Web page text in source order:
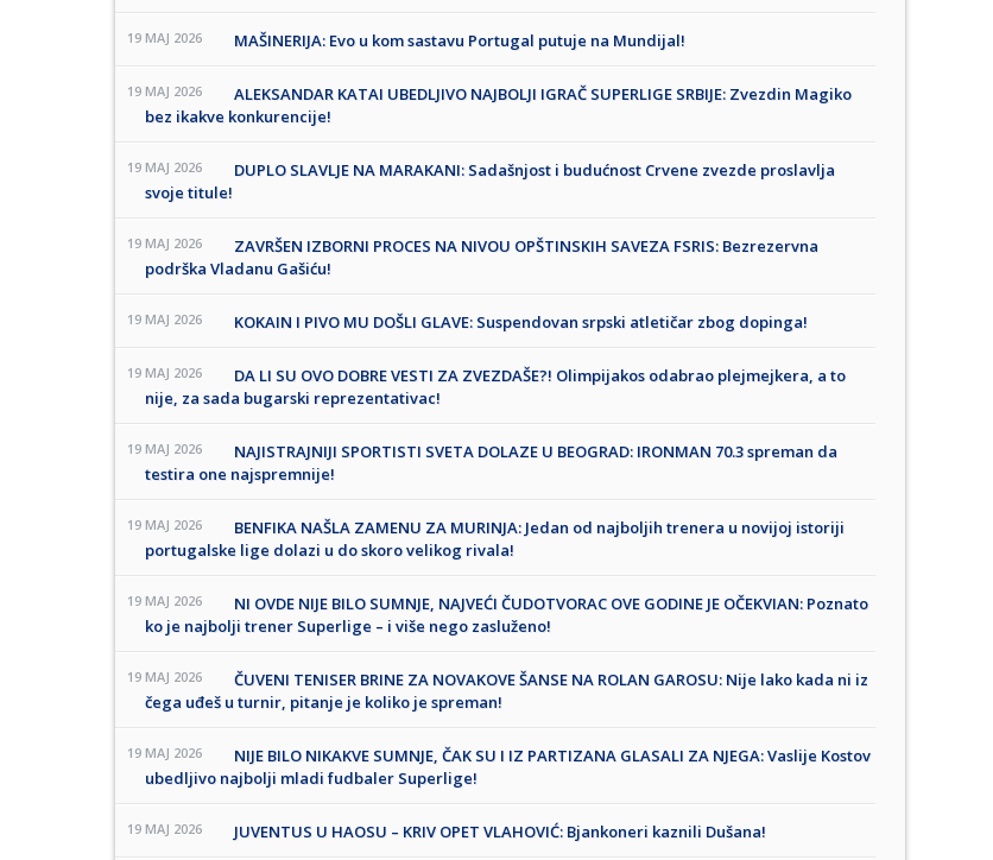
19 MAJ 2026 MAŠINERIJA: Evo u kom sastavu Portugal putuje na Mundijal!
19 MAJ 2026
ALEKSANDAR KATAI UBEDLJIVO NAJBOLJI IGRAČ SUPERLIGE SRBIJE: Zvezdin Magiko
bez ikakve konkurencije!
19 MAJ 2026
DUPLO SLAVLJE NA MARAKANI: Sadašnjost i budućnost Crvene zvezde proslavlja
svoje titule!
19 MAJ 2026
ZAVRŠEN IZBORNI PROCES NA NIVOU OPŠTINSKIH SAVEZA FSRIS: Bezrezervna
podrška Vladanu Gašiću!
19 MAJ 2026 KOKAIN I PIVO MU DOŠLI GLAVE: Suspendovan srpski atletičar zbog dopinga!
19 MAJ 2026
DA LI SU OVO DOBRE VESTI ZA ZVEZDAŠE?! Olimpijakos odabrao plejmejkera, a to
nije, za sada bugarski reprezentativac!
19 MAJ 2026
NAJISTRAJNIJI SPORTISTI SVETA DOLAZE U BEOGRAD: IRONMAN 70.3 spreman da
testira one najspremnije!
19 MAJ 2026
BENFIKA NAŠLA ZAMENU ZA MURINJA: Jedan od najboljih trenera u novijoj istoriji
portugalske lige dolazi u do skoro velikog rivala!
19 MAJ 2026
NI OVDE NIJE BILO SUMNJE, NAJVEĆI ČUDOTVORAC OVE GODINE JE OČEKVIAN: Poznato
ko je najbolji trener Superlige – i više nego zasluženo!
19 MAJ 2026
ČUVENI TENISER BRINE ZA NOVAKOVE ŠANSE NA ROLAN GAROSU: Nije lako kada ni iz
čega uđeš u turnir, pitanje je koliko je spreman!
19 MAJ 2026
NIJE BILO NIKAKVE SUMNJE, ČAK SU I IZ PARTIZANA GLASALI ZA NJEGA: Vaslije Kostov
ubedljivo najbolji mladi fudbaler Superlige!
19 MAJ 2026 JUVENTUS U HAOSU – KRIV OPET VLAHOVIĆ: Bjankoneri kaznili Dušana!